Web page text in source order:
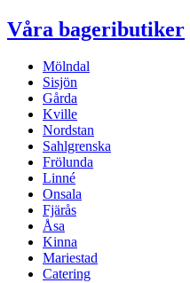
Våra bageributiker
Mölndal
Sisjön
Gårda
Kville
Nordstan
Sahlgrenska
Frölunda
Linné
Onsala
Fjärås
Åsa
Kinna
Mariestad
Catering